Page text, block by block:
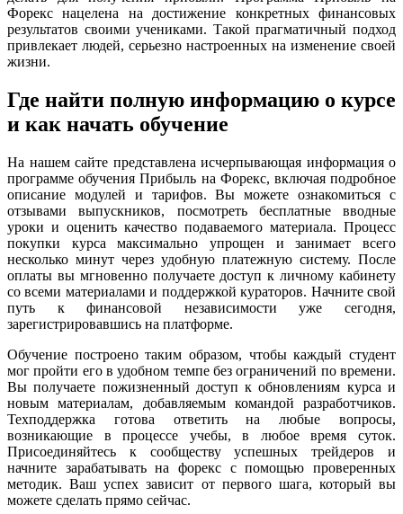
Форекс нацелена на достижение конкретных финансовых
результатов своими учениками. Такой прагматичный подход
привлекает людей, серьезно настроенных на изменение своей
жизни.
Где найти полную информацию о курсе
и как начать обучение
На нашем сайте представлена исчерпывающая информация о
программе обучения Прибыль на Форекс, включая подробное
описание модулей и тарифов. Вы можете ознакомиться с
отзывами выпускников, посмотреть бесплатные вводные
уроки и оценить качество подаваемого материала. Процесс
покупки курса максимально упрощен и занимает всего
несколько минут через удобную платежную систему. После
оплаты вы мгновенно получаете доступ к личному кабинету
со всеми материалами и поддержкой кураторов. Начните свой
путь к финансовой независимости уже сегодня,
зарегистрировавшись на платформе.
Обучение построено таким образом, чтобы каждый студент
мог пройти его в удобном темпе без ограничений по времени.
Вы получаете пожизненный доступ к обновлениям курса и
новым материалам, добавляемым командой разработчиков.
Техподдержка готова ответить на любые вопросы,
возникающие в процессе учебы, в любое время суток.
Присоединяйтесь к сообществу успешных трейдеров и
начните зарабатывать на форекс с помощью проверенных
методик. Ваш успех зависит от первого шага, который вы
можете сделать прямо сейчас.